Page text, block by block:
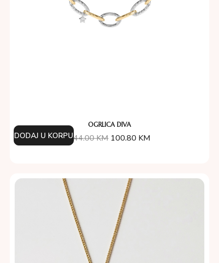
OGRLICA DIVA
144.00KM 100.80 KM
DODAJ U KORPU